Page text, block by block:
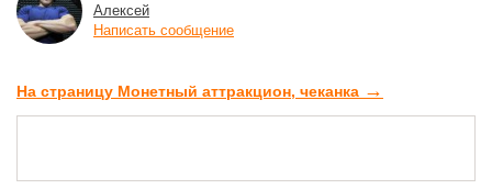
Алексей
Написать сообщение
На страницу Монетный аттракцион, чеканка →